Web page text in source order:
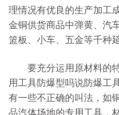
理情况有优良的生产加工
金铜供货商品中弹黄、汽
篮板、小车、五金等千种
要充分运用原材料的特
用工具防爆型吗说防爆工
有一些不正确的叫法，如
品汽体场地的专用工具，